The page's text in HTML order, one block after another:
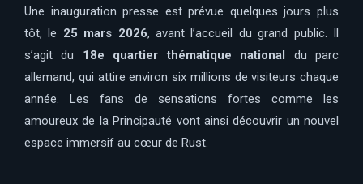
Une inauguration presse est prévue quelques jours plus
tôt, le 25 mars 2026, avant l’accueil du grand public. Il
s’agit du 18e quartier thématique national du parc
allemand, qui attire environ six millions de visiteurs chaque
année. Les fans de sensations fortes comme les
amoureux de la Principauté vont ainsi découvrir un nouvel
espace immersif au cœur de Rust.